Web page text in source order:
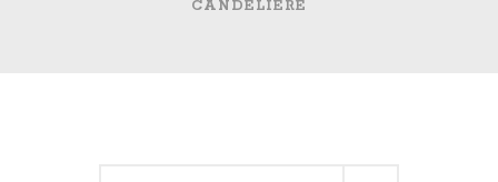
CANDELIERE